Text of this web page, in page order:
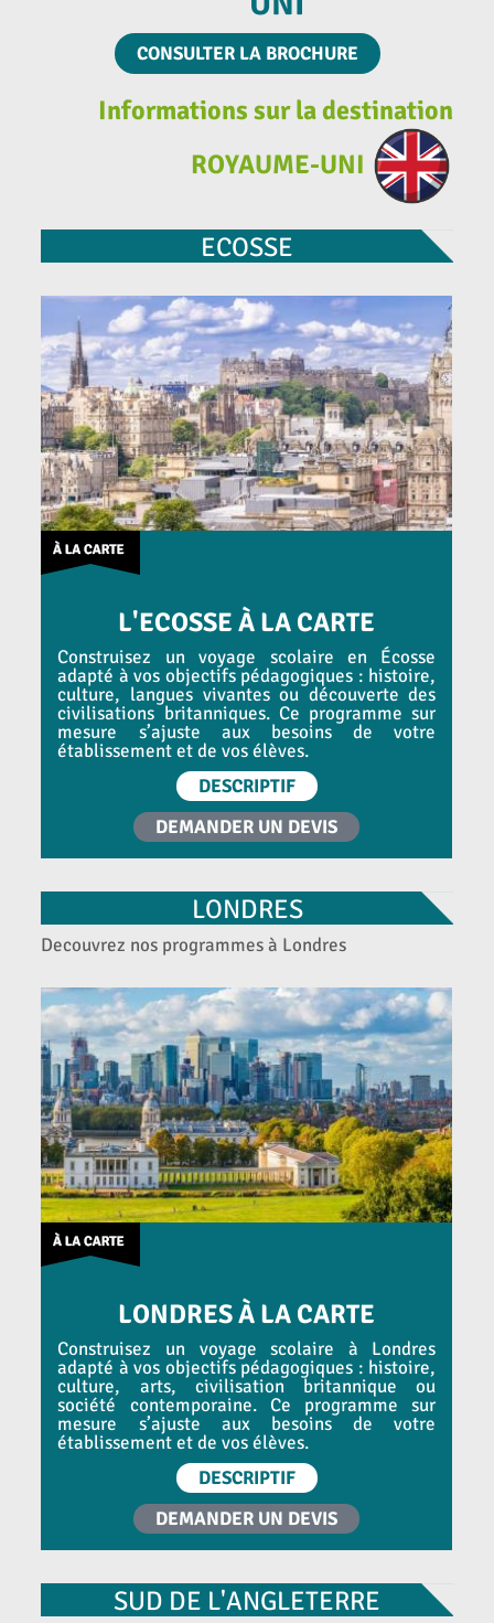
CONSULTER LA BROCHURE
Informations sur la destination
ROYAUME-UNI
ECOSSE
L'ECOSSE À LA CARTE
Construisez un voyage scolaire en Écosse
adapté à vos objectifs pédagogiques : histoire,
culture, langues vivantes ou découverte des
civilisations britanniques. Ce programme sur
mesure s’ajuste aux besoins de votre
établissement et de vos élèves.
DESCRIPTIF
DEMANDER UN DEVIS
LONDRES
Decouvrez nos programmes à Londres
LONDRES À LA CARTE
Construisez un voyage scolaire à Londres
adapté à vos objectifs pédagogiques : histoire,
culture, arts, civilisation britannique ou
société contemporaine. Ce programme sur
mesure s’ajuste aux besoins de votre
établissement et de vos élèves.
DESCRIPTIF
DEMANDER UN DEVIS
SUD DE L'ANGLETERRE